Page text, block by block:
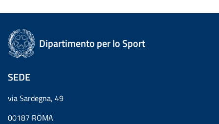
Dipartimento per lo Sport
SEDE
via Sardegna, 49
00187 ROMA